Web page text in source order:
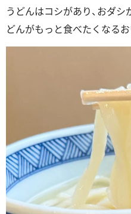
うどんはコシがあり、おダ
どんがもっと食べたくなるお